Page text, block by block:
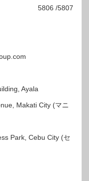
5806 /5807
Ayala
Makati City (マニ
Park, Cebu City (セ